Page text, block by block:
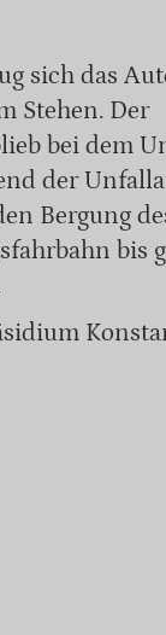
sich das
Stehen. Der
bei dem
der
Bergung
bis